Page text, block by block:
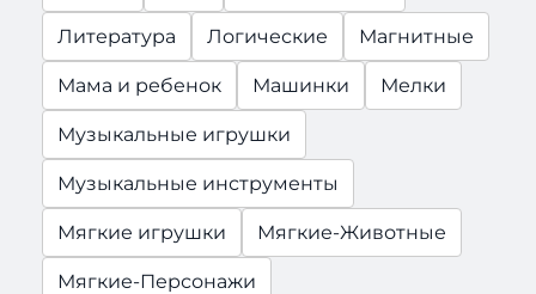
Литература Логические Магнитные
Мама и ребенок Машинки Мелки
Музыкальные игрушки
Музыкальные инструменты
Мягкие игрушки Мягкие-Животные
Мягкие-Персонажи